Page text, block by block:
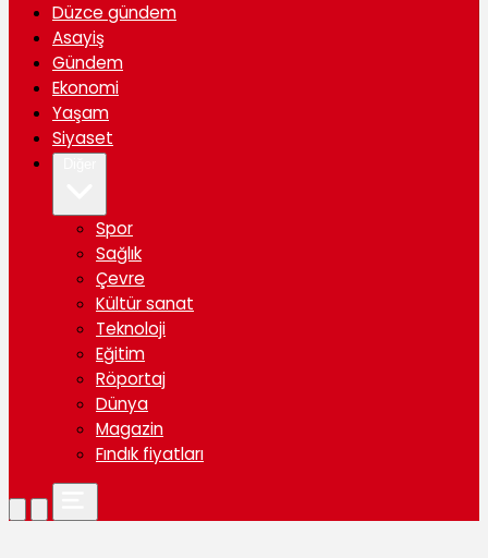
Düzce gündem
Asayiş
Gündem
Ekonomi
Yaşam
Siyaset
Spor
Sağlık
Çevre
Kültür sanat
Teknoloji
Eğitim
Röportaj
Dünya
Magazin
Fındık fiyatları